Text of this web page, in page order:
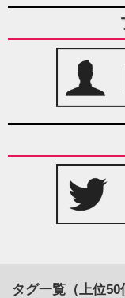
タグ一覧（上位50